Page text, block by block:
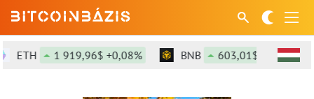
ETH 1 919,96$ +0,08% BNB 603,01$ +1,44%